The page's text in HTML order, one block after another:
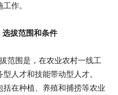
作。
拔范围和条件
范围是，在农业农村一线工
人才和技能带动型人才。
括在种植、养殖和捕捞等农业